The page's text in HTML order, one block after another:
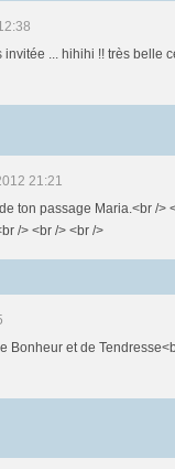
... hihihi !! très belle
21:21
ton passage Maria.<br />
/> <br /> <br />
Bonheur et de